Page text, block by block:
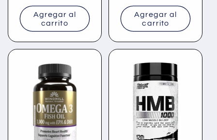
habitual
Agregar al
carrito
habitual
Agregar al
carrito